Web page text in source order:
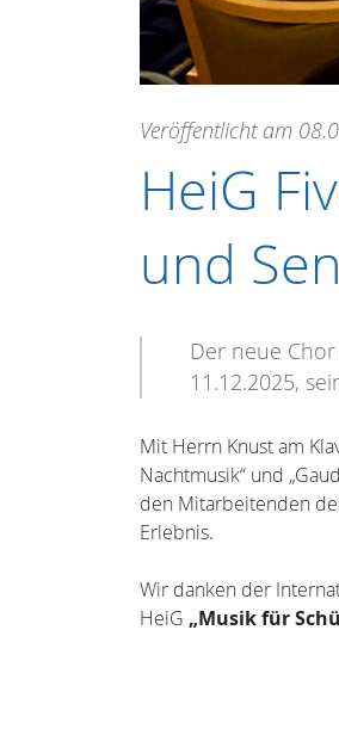
Veröffentlicht am
HeiG
und
Der neue
11.12.2025,
Mit Herrn Knust am
Nachtmusik“ und
den Mitarbeitenden
Erlebnis.
Wir danken der
HeiG „Musik für